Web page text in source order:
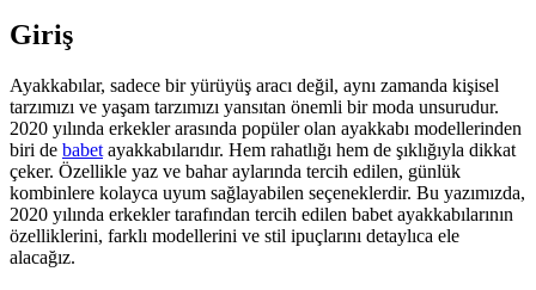
Giriş
Ayakkabılar, sadece bir yürüyüş aracı değil, aynı zamanda kişisel
tarzımızı ve yaşam tarzımızı yansıtan önemli bir moda unsurudur.
2020 yılında erkekler arasında popüler olan ayakkabı modellerinden
biri de babet ayakkabılarıdır. Hem rahatlığı hem de şıklığıyla dikkat
çeker. Özellikle yaz ve bahar aylarında tercih edilen, günlük
kombinlere kolayca uyum sağlayabilen seçeneklerdir. Bu yazımızda,
2020 yılında erkekler tarafından tercih edilen babet ayakkabılarının
özelliklerini, farklı modellerini ve stil ipuçlarını detaylıca ele
alacağız.